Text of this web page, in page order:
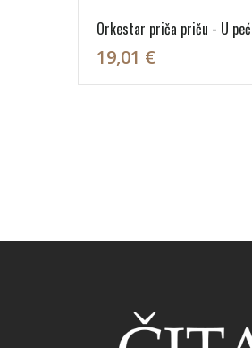
Orkestar priča priču - U
19,01 €